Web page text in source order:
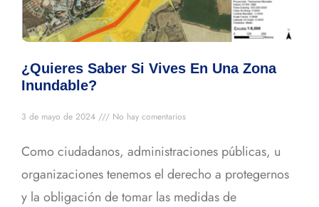
¿Quieres Saber Si Vives En Una Zona
Inundable?
3 de mayo de 2024 No hay comentarios
Como ciudadanos, administraciones públicas, u
organizaciones tenemos el derecho a protegernos
y la obligación de tomar las medidas de